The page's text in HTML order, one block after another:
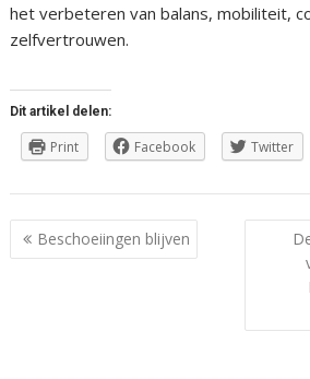
het verbeteren van balans, mobiliteit,
zelfvertrouwen.
Dit artikel delen:
Print Facebook Twitter
Berichtnavigatie
Beschoeiingen blijven